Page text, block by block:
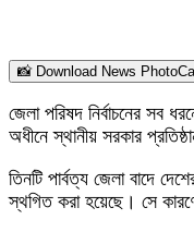
📸 Download News
জেলা পরিষদ নির্বাচনের সব
অধীনে স্থানীয় সরকার
তিনটি পার্বত্য জেলা বাদে
স্থগিত করা হয়েছে। সে